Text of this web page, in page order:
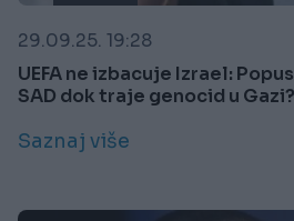
29.09.25. 19:28
UEFA ne izbacuje Izrael:
SAD dok traje genocid u Gazi?
Saznaj više